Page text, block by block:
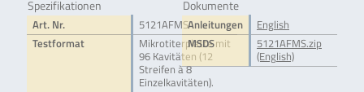
Spezifikationen
Art. Nr.
5121AFMS
Testformat
Mikrotiterplatte mit
96 Kavitäten (12
Streifen à 8
Einzelkavitäten).
Dokumente
Anleitungen
English
MSDS
5121AFMS.zip
(English)